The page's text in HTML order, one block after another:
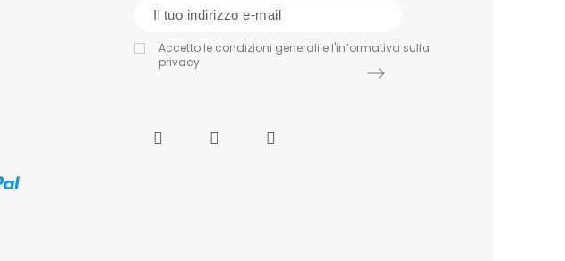
Accetto le condizioni generali e l'informativa sulla
privacy